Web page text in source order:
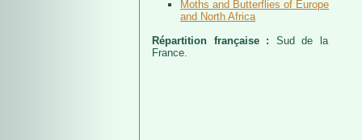
Moths and Butterflies of Europe
and North Africa
Répartition française : Sud de la
France.